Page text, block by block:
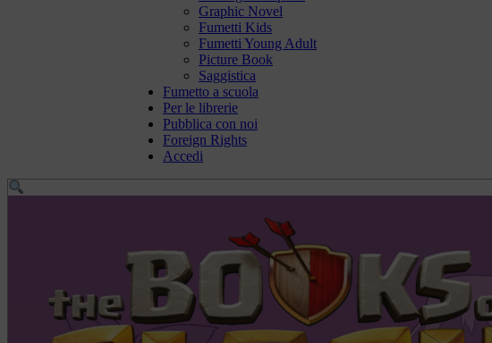
Graphic Novel
Fumetti Kids
Fumetti Young Adult
Picture Book
Saggistica
Fumetto a scuola
Per le librerie
Pubblica con noi
Foreign Rights
Accedi